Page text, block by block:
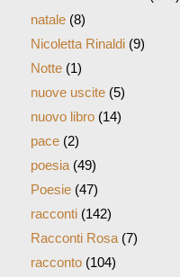
natale(8)
Nicoletta Rinaldi(9)
Notte(1)
nuove uscite(5)
nuovo libro(14)
pace(2)
poesia(49)
Poesie(47)
racconti(142)
Racconti Rosa(7)
racconto(104)